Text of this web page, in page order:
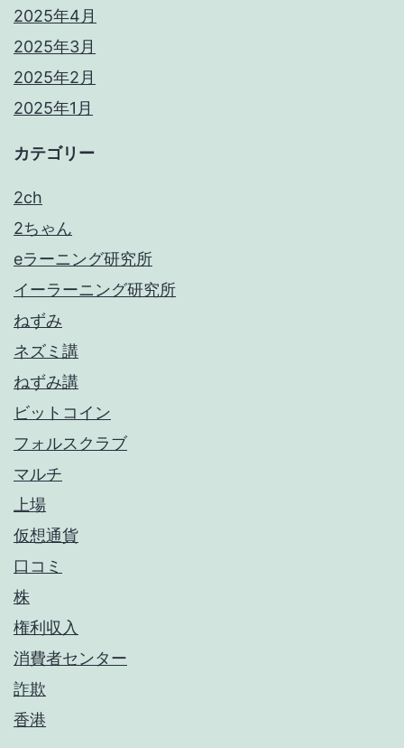
2025年4月
2025年3月
2025年2月
2025年1月
カテゴリー
2ch
2ちゃん
eラーニング研究所
イーラーニング研究所
ねずみ
ネズミ講
ねずみ講
ビットコイン
フォルスクラブ
マルチ
上場
仮想通貨
口コミ
株
権利収入
消費者センター
詐欺
香港